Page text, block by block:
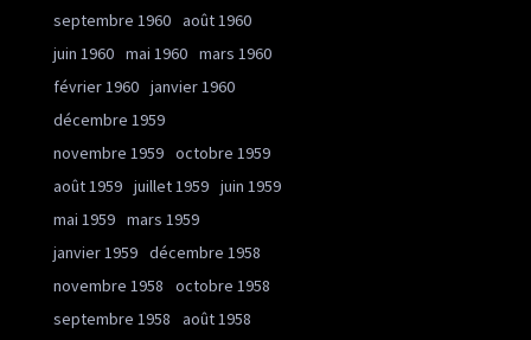
septembre 1960 août 1960
juin 1960 mai 1960 mars 1960
février 1960 janvier 1960
décembre 1959
novembre 1959 octobre 1959
août 1959 juillet 1959 juin 1959
mai 1959 mars 1959
janvier 1959 décembre 1958
novembre 1958
octobre 1958
septembre 1958
août 1958